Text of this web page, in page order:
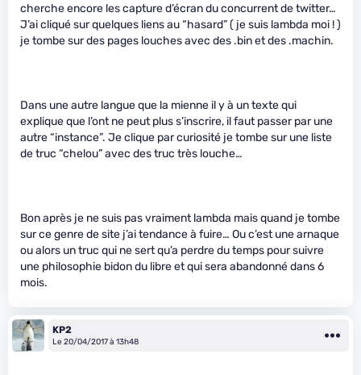
cherche encore les capture d’écran du concurrent de twitter…
J’ai cliqué sur quelques liens au “hasard” ( je suis lambda moi ! )
je tombe sur des pages louches avec des .bin et des .machin.
Dans une autre langue que la mienne il y à un texte qui
explique que l’ont ne peut plus s’inscrire, il faut passer par une
autre “instance”. Je clique par curiosité je tombe sur une liste
de truc “chelou” avec des truc très louche…
Bon après je ne suis pas vraiment lambda mais quand je tombe
sur ce genre de site j’ai tendance à fuire… Ou c’est une arnaque
ou alors un truc qui ne sert qu’a perdre du temps pour suivre
une philosophie bidon du libre et qui sera abandonné dans 6
mois.
KP2
Le 20/04/2017 à 13h48